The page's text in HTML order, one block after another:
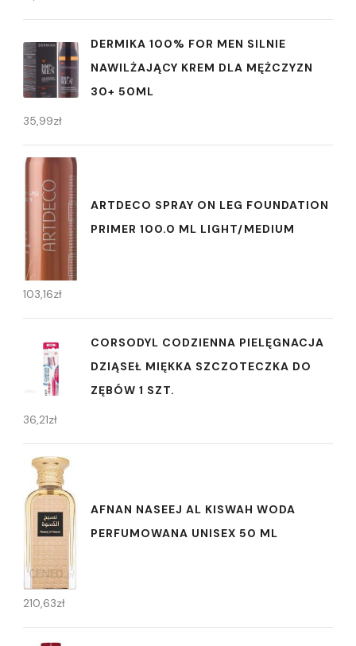
DERMIKA 100% FOR MEN SILNIE
NAWILŻAJĄCY KREM DLA MĘŻCZYZN
30+ 50ML
35,99zł
ARTDECO SPRAY ON LEG FOUNDATION
PRIMER 100.0 ML LIGHT/MEDIUM
103,16zł
CORSODYL CODZIENNA PIELĘGNACJA
DZIĄSEŁ MIĘKKA SZCZOTECZKA DO
ZĘBÓW 1 SZT.
36,21zł
AFNAN NASEEJ AL KISWAH WODA
PERFUMOWANA UNISEX 50 ML
210,63zł